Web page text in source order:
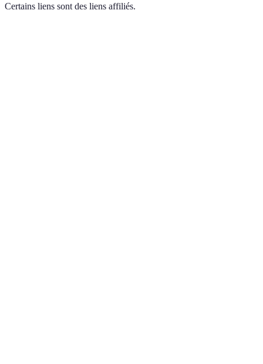
Certains liens sont des liens affiliés.